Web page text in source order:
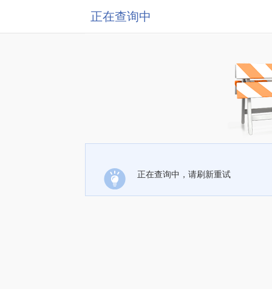
正在查询中
正在查询中，请刷新重试